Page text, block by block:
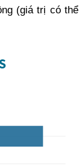
(giá trị có thể